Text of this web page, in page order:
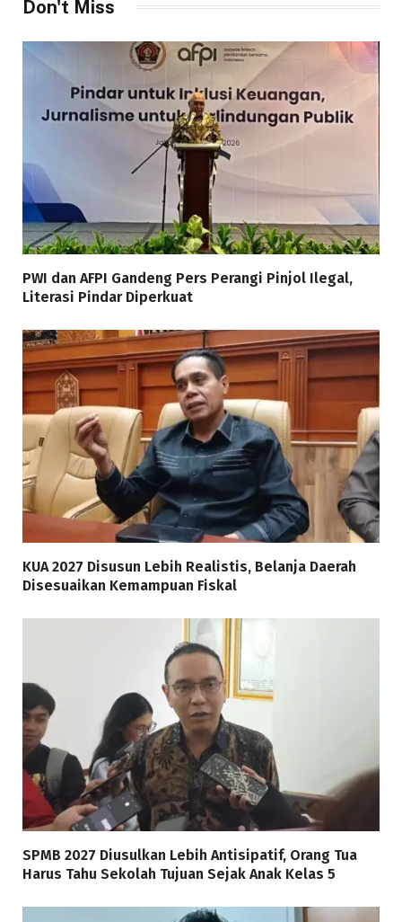
Don't Miss
PWI dan AFPI Gandeng Pers Perangi Pinjol Ilegal,
Literasi Pindar Diperkuat
KUA 2027 Disusun Lebih Realistis, Belanja Daerah
Disesuaikan Kemampuan Fiskal
SPMB 2027 Diusulkan Lebih Antisipatif, Orang Tua
Harus Tahu Sekolah Tujuan Sejak Anak Kelas 5